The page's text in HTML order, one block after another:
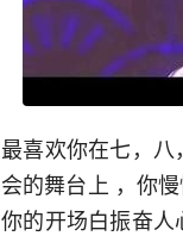
最喜欢你在七，
会的舞台上 ，你
你的开场白振奋